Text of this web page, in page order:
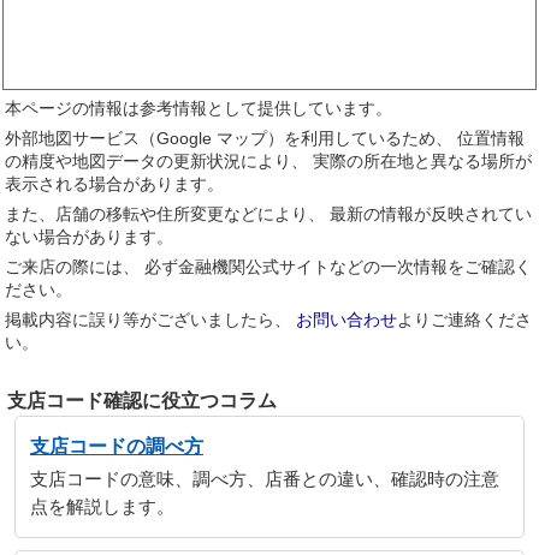
本ページの情報は参考情報として提供しています。
外部地図サービス（Google マップ）を利用しているため、 位置情報
の精度や地図データの更新状況により、 実際の所在地と異なる場所が
表示される場合があります。
また、店舗の移転や住所変更などにより、 最新の情報が反映されてい
ない場合があります。
ご来店の際には、 必ず金融機関公式サイトなどの一次情報をご確認く
ださい。
掲載内容に誤り等がございましたら、 お問い合わせよりご連絡くださ
い。
支店コード確認に役立つコラム
支店コードの調べ方
支店コードの意味、調べ方、店番との違い、確認時の注意
点を解説します。